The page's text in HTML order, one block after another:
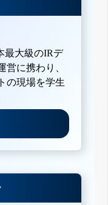
最大級のIRデ
営に携わり、
の現場を学生